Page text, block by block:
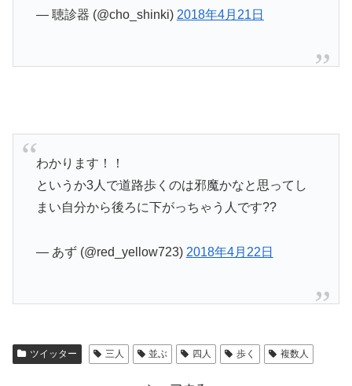
— 聴診器 (@cho_shinki) 2018年4月21日
わかります！！
というか3人で道路歩くのは邪魔かなと思ってし
まい自分から後ろに下がっちゃう人です??
— あず (@red_yellow723) 2018年4月22日
ツイッター 三人 並ぶ 四人 歩く 複数人